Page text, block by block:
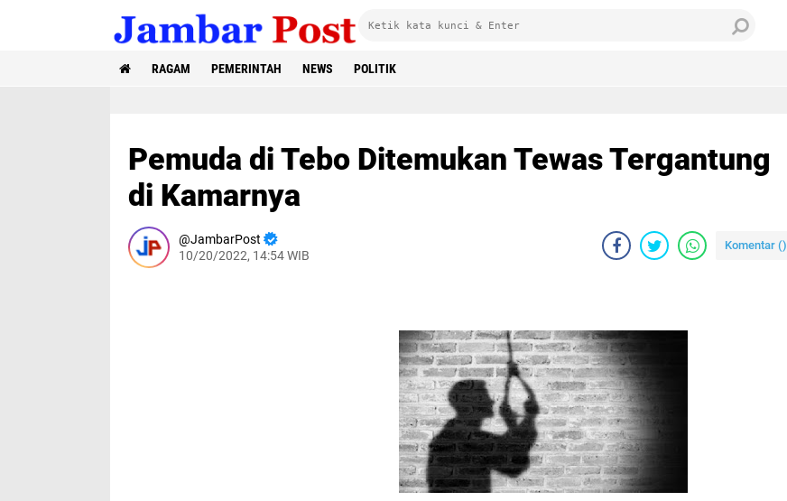
RAGAM PEMERINTAH NEWS POLITIK
Pemuda di Tebo Ditemukan Tewas Tergantung
di Kamarnya
JambarPost
10/20/2022, 14:54 WIB
Komentar ()